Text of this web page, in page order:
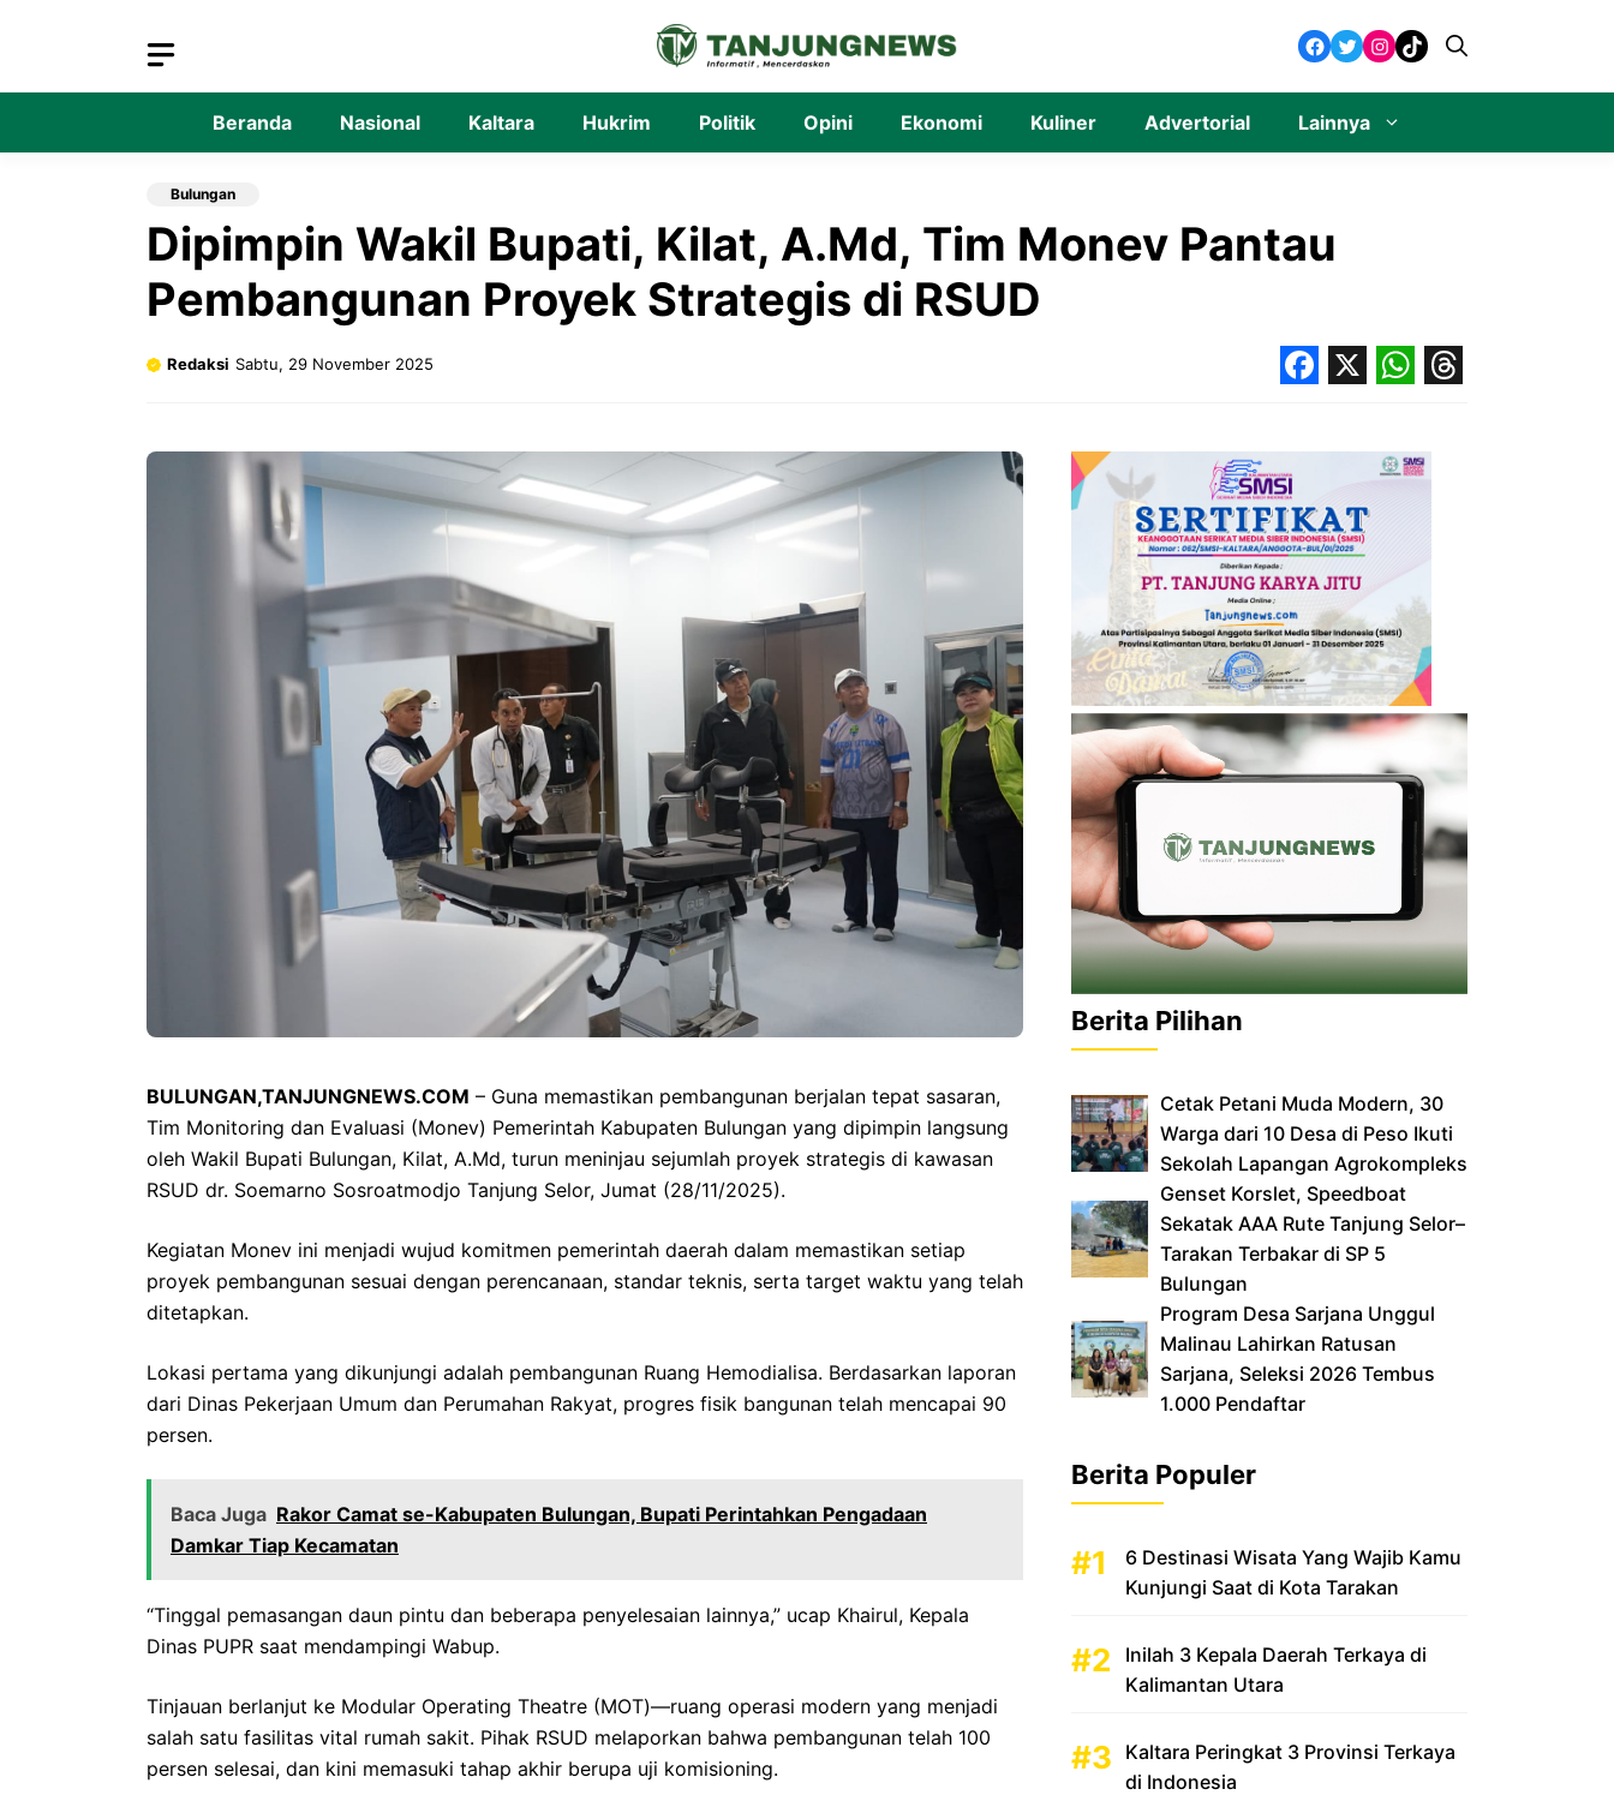
Facebook
Twitter
Instagram
TikTok
Beranda Nasional Kaltara Hukrim Politik Opini Ekonomi Kuliner Advertorial Lainnya
Bulungan
Dipimpin Wakil Bupati, Kilat, A.Md, Tim Monev Pantau
Pembangunan Proyek Strategis di RSUD
Redaksi Sabtu, 29 November 2025
BULUNGAN,TANJUNGNEWS.COM – Guna memastikan pembangunan berjalan tepat sasaran,
Tim Monitoring dan Evaluasi (Monev) Pemerintah Kabupaten Bulungan yang dipimpin langsung
oleh Wakil Bupati Bulungan, Kilat, A.Md, turun meninjau sejumlah proyek strategis di kawasan
RSUD dr. Soemarno Sosroatmodjo Tanjung Selor, Jumat (28/11/2025).
Kegiatan Monev ini menjadi wujud komitmen pemerintah daerah dalam memastikan setiap
proyek pembangunan sesuai dengan perencanaan, standar teknis, serta target waktu yang telah
ditetapkan.
Lokasi pertama yang dikunjungi adalah pembangunan Ruang Hemodialisa. Berdasarkan laporan
dari Dinas Pekerjaan Umum dan Perumahan Rakyat, progres fisik bangunan telah mencapai 90
persen.
Baca Juga Rakor Camat se-Kabupaten Bulungan, Bupati Perintahkan Pengadaan
Damkar Tiap Kecamatan
“Tinggal pemasangan daun pintu dan beberapa penyelesaian lainnya,” ucap Khairul, Kepala
Dinas PUPR saat mendampingi Wabup.
Tinjauan berlanjut ke Modular Operating Theatre (MOT)—ruang operasi modern yang menjadi
salah satu fasilitas vital rumah sakit. Pihak RSUD melaporkan bahwa pembangunan telah 100
persen selesai, dan kini memasuki tahap akhir berupa uji komisioning.
Berita Pilihan
Cetak Petani Muda Modern, 30
Warga dari 10 Desa di Peso Ikuti
Sekolah Lapangan Agrokompleks
‎Genset Korslet, Speedboat
Sekatak AAA Rute Tanjung Selor–
Tarakan Terbakar di SP 5
Bulungan
‎Program Desa Sarjana Unggul
Malinau Lahirkan Ratusan
Sarjana, Seleksi 2026 Tembus
1.000 Pendaftar
Berita Populer
6 Destinasi Wisata Yang Wajib Kamu
Kunjungi Saat di Kota Tarakan
Inilah 3 Kepala Daerah Terkaya di
Kalimantan Utara
Kaltara Peringkat 3 Provinsi Terkaya
di Indonesia